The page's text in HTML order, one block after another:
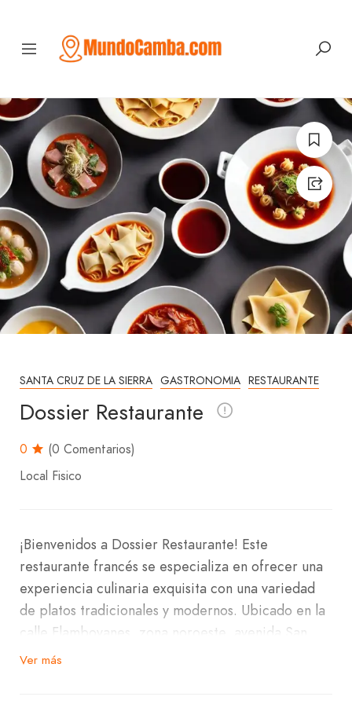
SANTA CRUZ DE LA SIERRA GASTRONOMIA RESTAURANTE
Dossier Restaurante
0
(0 Comentarios)
Local Fisico
¡Bienvenidos a Dossier Restaurante! Este
restaurante francés se especializa en ofrecer una
experiencia culinaria exquisita con una variedad
de platos tradicionales y modernos. Ubicado en la
calle Flamboyanes, zona noroeste, avenida San
Martín, barrio Equipetrol, Dossier Restaurante es
Ver más